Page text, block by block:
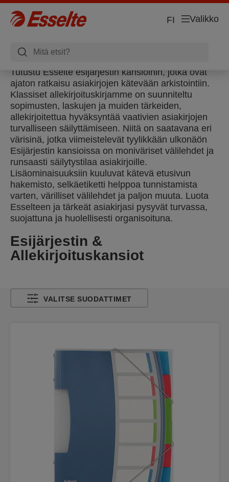
Valikko
FI
Tutustu Esselte esijärjestin kansioihin, jotka ovat
ajaton ratkaisu asiakirjojen kätevään arkistointiin.
Klassiset allekirjoituskirjamme on suunniteltu
sopimusten, laskujen ja muiden tärkeiden,
allekirjoitettua hyväksyntää vaativien asiakirjojen
turvalliseen säilyttämiseen. Niitä on saatavana eri
värisinä, jotka viimeistelevät tyylikkään ulkonäön
Esijärjestin kansioissa on moniväriset välilehdet ja
runsaasti säilytystilaa asiakirjoille.
Lisäominaisuuksiin kuuluvat kätevä etusivun
hakemisto, selkäetiketti helppoa tunnistamista
varten, värilliset välilehdet ja paljon muuta. Luota
Esselteen ja tärkeät asiakirjasi pysyvät turvassa,
suojattuna ja huolellisesti organisoituna.
Esijärjestin &
Allekirjoituskansiot
VALITSE SUODATTIMET